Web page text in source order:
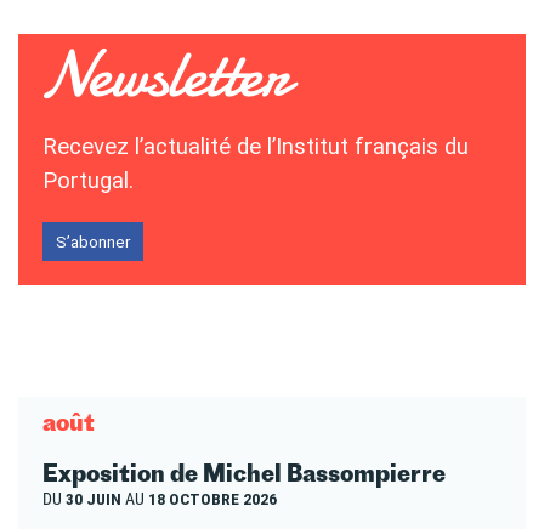
Recevez l’actualité de l’Institut français du
Portugal.
S’abonner
août
Exposition de Michel Bassompierre
DU 30 JUIN AU 18 OCTOBRE 2026